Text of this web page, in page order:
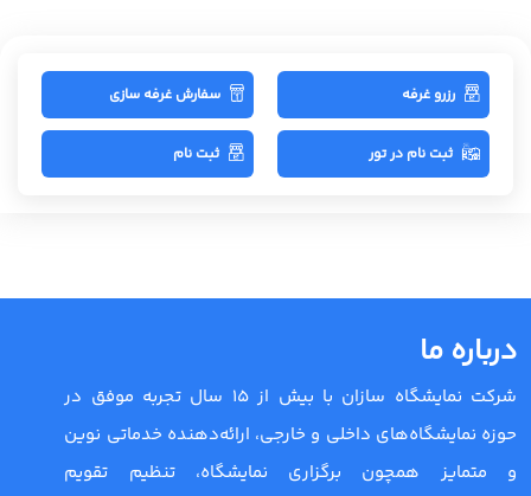
رزرو غرفه سفارش غرفه سازی
ثبت نام در تور ثبت نام
درباره ما
شرکت نمایشگاه سازان با بیش از 15 سال تجربه موفق در
حوزه نمایشگاه‌های داخلی و خارجی، ارائه‌دهنده خدماتی نوین
و متمایز همچون برگزاری نمایشگاه، تنظیم تقویم